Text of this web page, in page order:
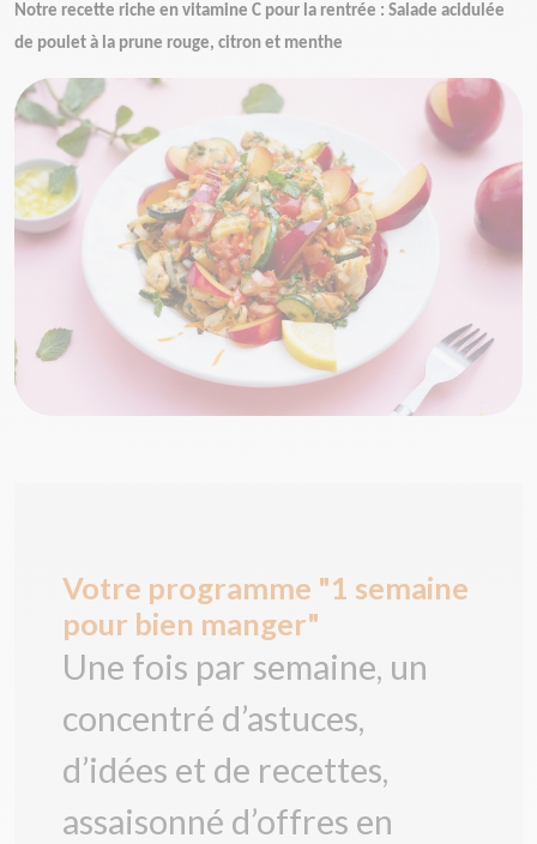
Notre recette riche en vitamine C pour la rentrée : Salade acidulée
de poulet à la prune rouge, citron et menthe
Votre programme "1 semaine
pour bien manger"
Une fois par semaine, un
concentré d’astuces,
d’idées et de recettes,
assaisonné d’offres en